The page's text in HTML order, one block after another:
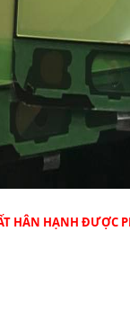
HÂN HẠNH ĐƯỢC